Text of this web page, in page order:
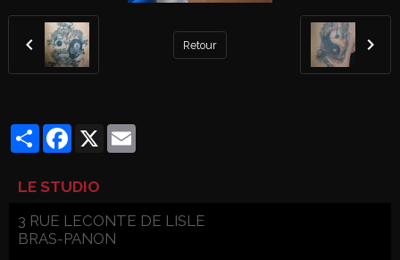
Retour
PartagerFacebook
X
LE STUDIO
3 RUE LECONTE DE LISLE
BRAS-PANON